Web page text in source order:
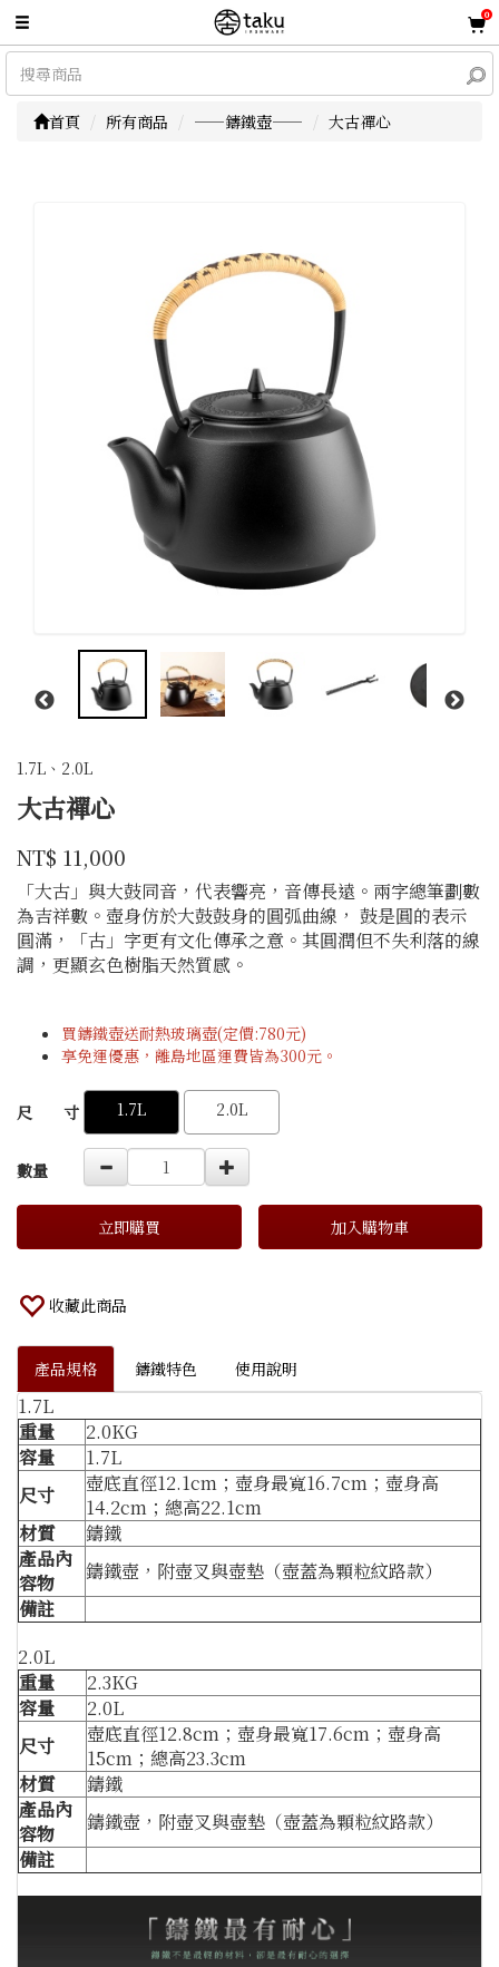
0
首頁 所有商品 ——鑄鐵壺—— 大古禪心
1.7L、2.0L
大古禪心
商品代號 10000091701
10000091701
品牌
古
NT$ 11,000
「大古」與大鼓同音，代表響亮，音傳長遠。兩字總筆劃數
為吉祥數。壺身仿於大鼓鼓身的圓弧曲線， 鼓是圓的表示
圓滿，「古」字更有文化傳承之意。其圓潤但不失利落的線
調，更顯玄色樹脂天然質感。
買鑄鐵壺送耐熱玻璃壺(定價:780元)
享免運優惠，離島地區運費皆為300元。
GOODS000000000000000000436
尺 寸 1.7L 2.0L
數量
立即購買 加入購物車
收藏此商品
產品規格 鑄鐵特色 使用說明
1.7L
重量
2.0KG
容量
1.7L
尺寸
壺底直徑12.1cm；壺身最寬16.7cm；壺身高
14.2cm；總高22.1cm
材質
鑄鐵
產品內
容物
鑄鐵壺，附壺叉與壺墊（壺蓋為顆粒紋路款）
備註
2.0L
重量
2.3KG
容量
2.0L
尺寸
壺底直徑12.8cm；壺身最寬17.6cm；壺身高
15cm；總高23.3cm
材質
鑄鐵
產品內
容物
鑄鐵壺，附壺叉與壺墊（壺蓋為顆粒紋路款）
備註